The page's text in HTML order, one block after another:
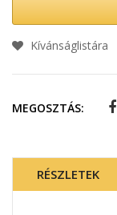
Kívánságlistára
MEGOSZTÁS:
RÉSZLETEK